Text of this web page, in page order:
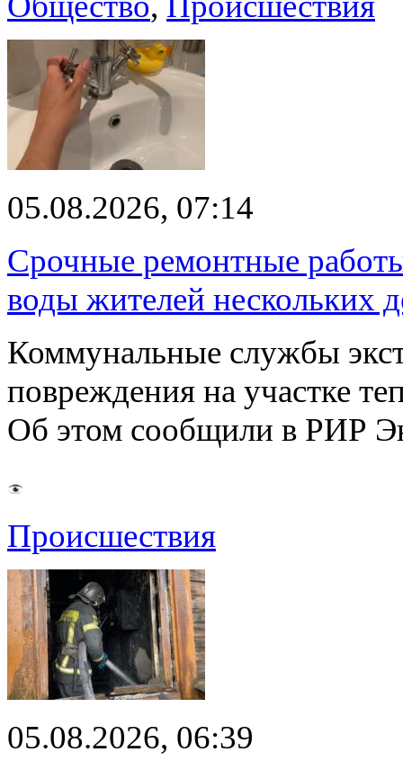
05.08.2026, 07:14
Срочные ремонтные работы
воды жителей нескольких
Коммунальные службы
повреждения на участке
Об этом сообщили в РИР
Происшествия
05.08.2026, 06:39